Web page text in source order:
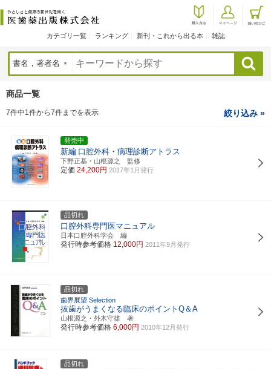
カテゴリ一覧 ランキング 新刊・これから出る本 雑誌
検索
商品一覧
7件中1件から7件までを表示 絞り込み »
発売中
新編 口腔外科・病理診断アトラス
下野正基・山根源之 監修
定価 24,200円 2017年1月発行
品切れ
口腔外科専門医マニュアル
日本口腔外科学会 編
発行時参考価格 12,000円 2011年9月発行
品切れ
歯界展望 Selection
抜歯がうまくなる臨床のポイントQ＆A
山根源之・外木守雄 著
発行時参考価格 6,000円 2010年12月発行
品切れ